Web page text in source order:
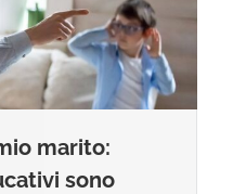
marito:
sono